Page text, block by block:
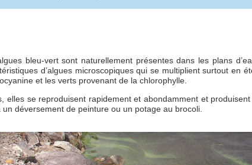
bleu-vert sont naturellement présentes dans les plans
d’algues microscopiques qui se multiplient surtout en
et les verts provenant de la chlorophylle.
elles se reproduisent rapidement et abondamment et
déversement de peinture ou un potage au brocoli.